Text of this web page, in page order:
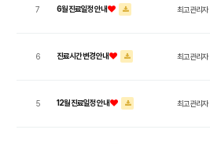
줄기세포클리닉
7 6월 진료일정 안내 최고관리자
6 진료시간 변경 안내 최고관리자
5 12월 진료일정 안내 최고관리자